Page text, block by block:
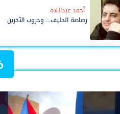
أحمد عبداللاه
رصاصة الحليف... وحروب الآخرين